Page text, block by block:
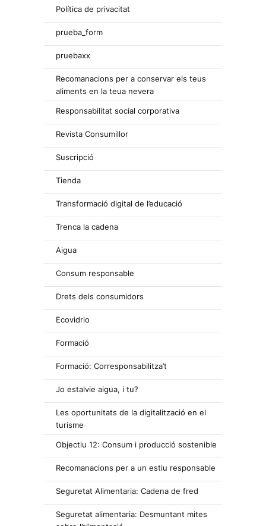
Política de privacitat
prueba_form
pruebaxx
Recomanacions per a conservar els teus
aliments en la teua nevera
Responsabilitat social corporativa
Revista Consumillor
Suscripció
Tienda
Transformació digital de l’educació
Trenca la cadena
Aigua
Consum responsable
Drets dels consumidors
Ecovidrio
Formació
Formació: Corresponsabilitza’t
Jo estalvie aigua, i tu?
Les oportunitats de la digitalització en el
turisme
Objectiu 12: Consum i producció sostenible
Recomanacions per a un estiu responsable
Seguretat Alimentaria: Cadena de fred
Seguretat alimentaria: Desmuntant mites